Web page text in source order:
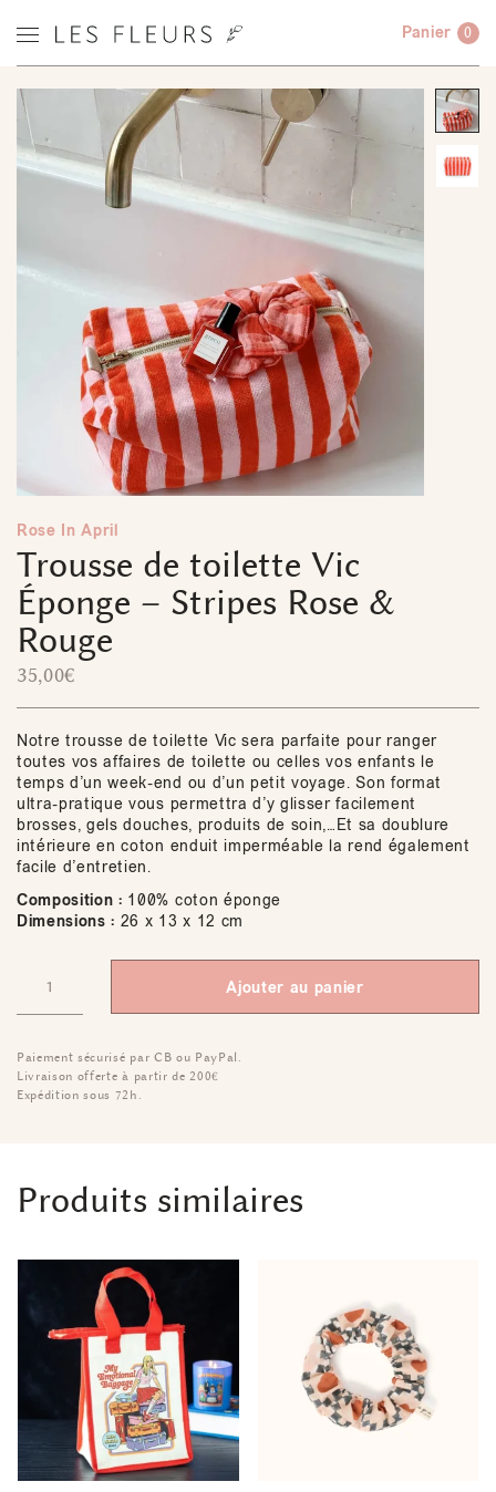
Panier 0
Rose In April
Trousse de toilette Vic
Éponge – Stripes Rose &
Rouge
35,00€
Notre trousse de toilette Vic sera parfaite pour ranger
toutes vos affaires de toilette ou celles vos enfants le
temps d’un week-end ou d’un petit voyage. Son format
ultra-pratique vous permettra d’y glisser facilement
brosses, gels douches, produits de soin,…Et sa doublure
intérieure en coton enduit imperméable la rend également
facile d’entretien.
Composition : 100% coton éponge
Dimensions : 26 x 13 x 12 cm
Ajouter au panier
Paiement sécurisé par CB ou PayPal.
Livraison offerte à partir de 200€
Expédition sous 72h.
Produits similaires